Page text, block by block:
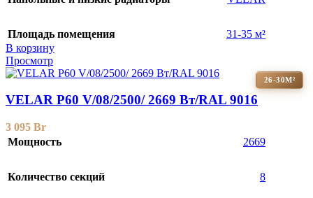
Площадь помещения
31-35 м²
В корзину
Просмотр
26-30М²
VELAR P60 V/08/2500/ 2669 Bт/RAL 9016
3 095 Br
Мощность
2669
Количество секций 8